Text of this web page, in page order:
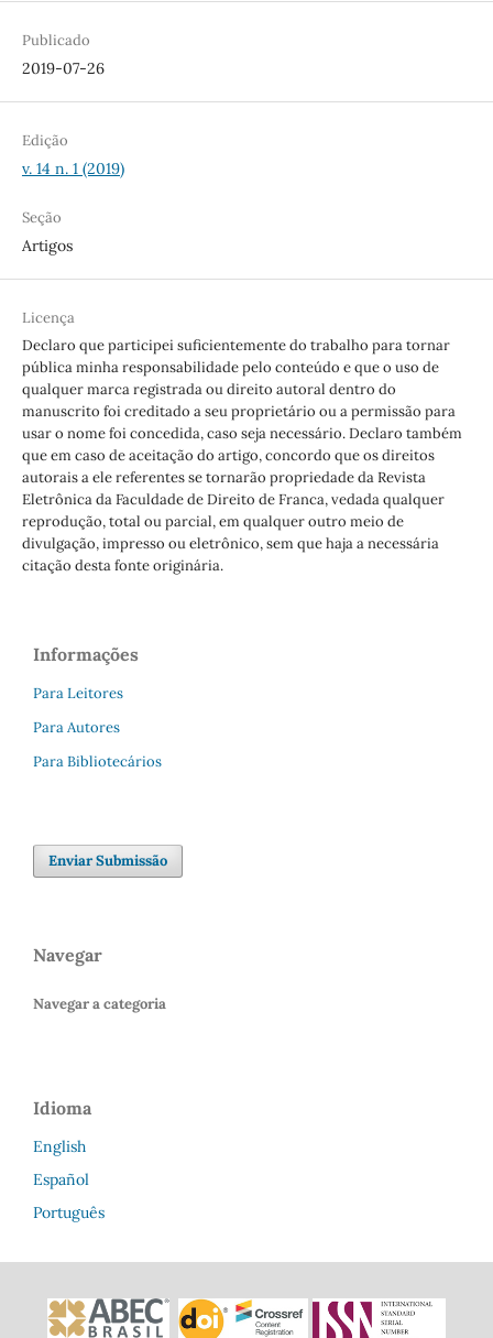
Publicado
2019-07-26
Edição
v. 14 n. 1 (2019)
Seção
Artigos
Licença
Declaro que participei suficientemente do trabalho para tornar
pública minha responsabilidade pelo conteúdo e que o uso de
qualquer marca registrada ou direito autoral dentro do
manuscrito foi creditado a seu proprietário ou a permissão para
usar o nome foi concedida, caso seja necessário. Declaro também
que em caso de aceitação do artigo, concordo que os direitos
autorais a ele referentes se tornarão propriedade da Revista
Eletrônica da Faculdade de Direito de Franca, vedada qualquer
reprodução, total ou parcial, em qualquer outro meio de
divulgação, impresso ou eletrônico, sem que haja a necessária
citação desta fonte originária.
Informações
Para Leitores
Para Autores
Para Bibliotecários
Enviar Submissão
Navegar
Navegar a categoria
Idioma
English
Español
Português